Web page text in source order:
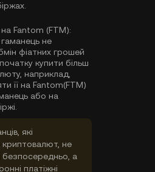
Fantom (FTM):
не
фіатних грошей
купити більш
наприклад,
її на Fantom(FTM)
або на
які
криптовалют, не
а
платіжні